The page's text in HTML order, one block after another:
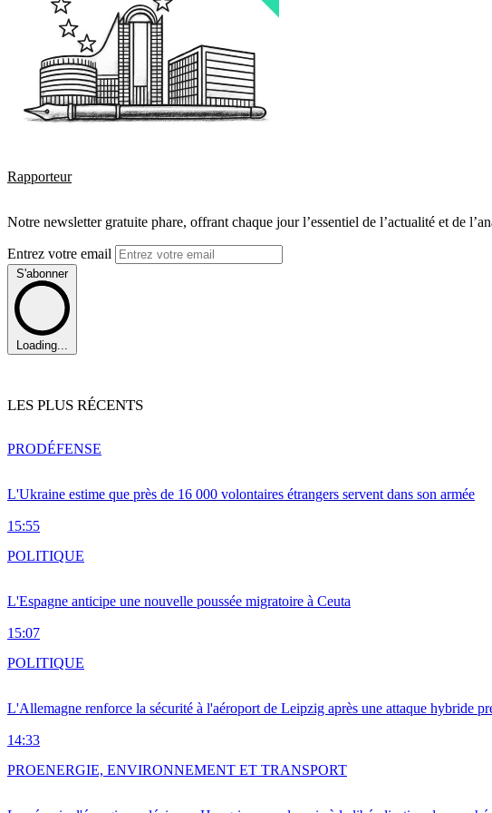
Rapporteur
Notre newsletter gratuite phare, offrant chaque jour l’essentiel de l’actualité et de
Entrez votre email
S'abonner
Loading...
LES PLUS RÉCENTS
L'Ukraine estime que près de 16 000 volontaires étrangers servent dans son armée
15:55
PRODÉFENSE
L'Espagne anticipe une nouvelle poussée migratoire à Ceuta
15:07
POLITIQUE
L'Allemagne renforce la sécurité à l'aéroport de Leipzig après une attaque hybride
14:33
POLITIQUE
PROENERGIE, ENVIRONNEMENT ET TRANSPORT